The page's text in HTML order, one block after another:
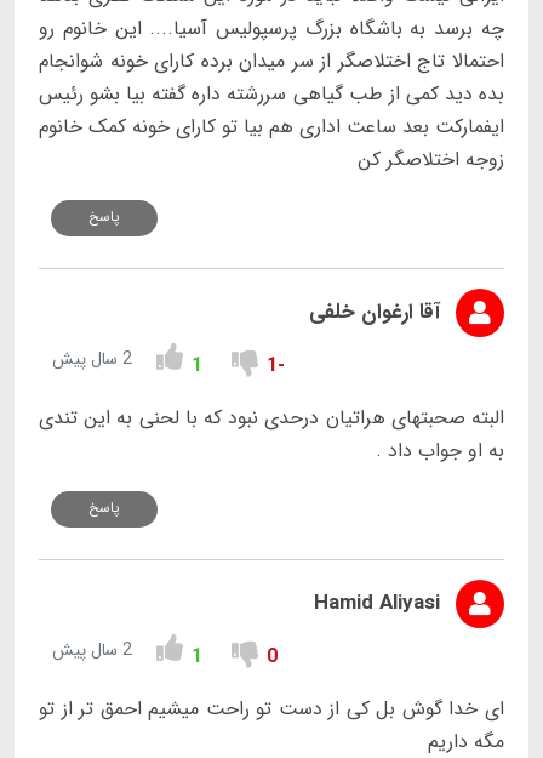
چه برسد به باشگاه بزرگ پرسپولیس آسیا.... این خانوم رو
احتمالا تاج اختلاصگر از سر میدان برده کارای خونه شوانجام
بده دید کمی از طب گیاهی سررشته داره گفته بیا بشو رئیس
ایفمارکت بعد ساعت اداری هم بیا تو کارای خونه کمک خانوم
زوجه اختلاصگر کن
پاسخ
آقا ارغوان خلفی
-1
1 2 سال پیش
البته صحبتهای هراتیان درحدی نبود که با لحنی به این تندی
به او جواب داد .
پاسخ
Hamid Aliyasi
0
1 2 سال پیش
ای خدا گوش بل کی از دست تو راحت میشیم احمق تر از تو
مگه داریم